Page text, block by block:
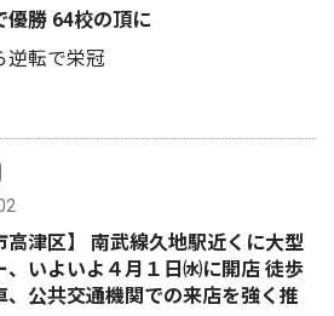
優勝 64校の頂に
逆転で栄冠
高津区】 南武線久地駅近くに大型
、いよいよ４月１日㈬に開店 徒歩
、公共交通機関での来店を強く推